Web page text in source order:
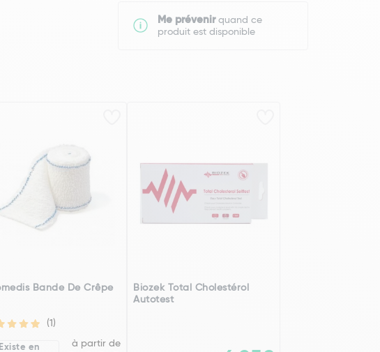
Me prévenirquand ce
produit est disponible
Bande De Crêpe
(1)
Existe en
à partir de
Biozek Total Cholestérol
Autotest